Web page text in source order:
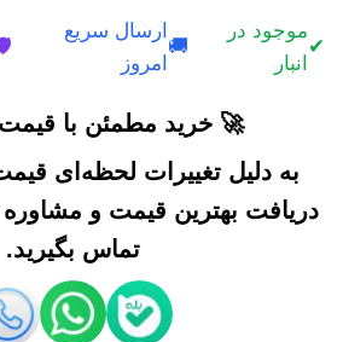
✔
موجود در
انبار
🚚
ارسال سریع
امروز
🚀 خرید مطمئن با قیمت
به دلیل تغییرات لحظه‌ای
دریافت بهترین قیمت و مشاوره
تماس بگیرید.